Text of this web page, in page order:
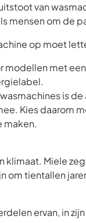
van
mensen om de
op moet
modellen met
is
Kies daarom
maken.
Miele
om tientallen
ervan, in